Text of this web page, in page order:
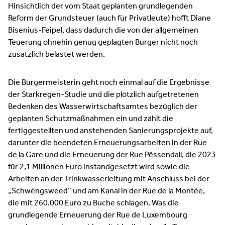
Hinsichtlich der vom Staat geplanten grundlegenden
Reform der Grundsteuer (auch für Privatleute) hofft Diane
Bisenius-Feipel, dass dadurch die von der allgemeinen
Teuerung ohnehin genug geplagten Bürger nicht noch
zusätzlich belastet werden.
Die Bürgermeisterin geht noch einmal auf die Ergebnisse
der Starkregen-Studie und die plötzlich aufgetretenen
Bedenken des Wasserwirtschaftsamtes bezüglich der
geplanten Schutzmaßnahmen ein und zählt die
fertiggestellten und anstehenden Sanierungsprojekte auf,
darunter die beendeten Erneuerungsarbeiten in der Rue
de la Gare und die Erneuerung der Rue Pëssendall, die 2023
für 2,1 Millionen Euro instandgesetzt wird sowie die
Arbeiten an der Trinkwasserleitung mit Anschluss bei der
„Schwéngsweed“ und am Kanal in der Rue de la Montée,
die mit 260.000 Euro zu Buche schlagen. Was die
grundlegende Erneuerung der Rue de Luxembourg